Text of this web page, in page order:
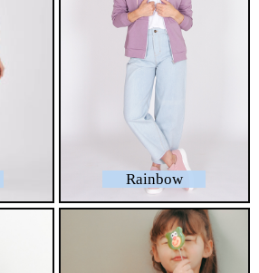
Rainbow